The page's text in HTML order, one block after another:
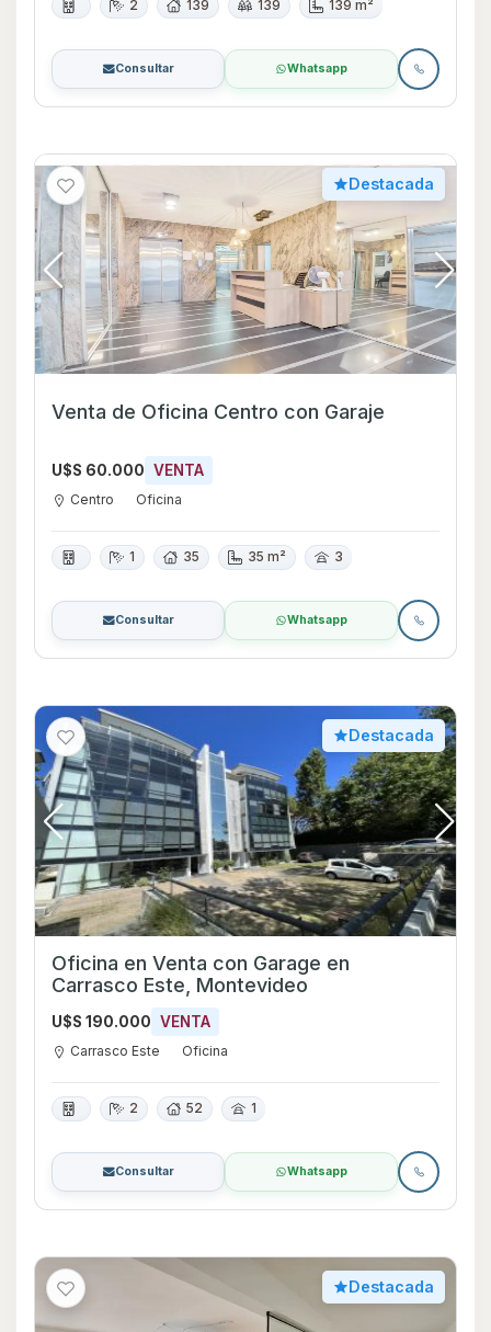
2 139 139 139 m²
Consultar Whatsapp
Destacada
Venta de Oficina Centro con Garaje
U$S 60.000 VENTA
Centro Oficina
1 35 35 m² 3
Consultar Whatsapp
Destacada
Oficina en Venta con Garage en
Carrasco Este, Montevideo
U$S 190.000 VENTA
Carrasco Este Oficina
2 52 1
Consultar Whatsapp
Destacada